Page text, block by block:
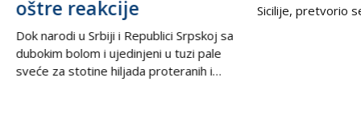
oštre reakcije
Dok narodi u Srbiji i Republici Srpskoj sa
dubokim bolom i ujedinjeni u tuzi pale
sveće za stotine hiljada proteranih i
Sicilije, pretvorio